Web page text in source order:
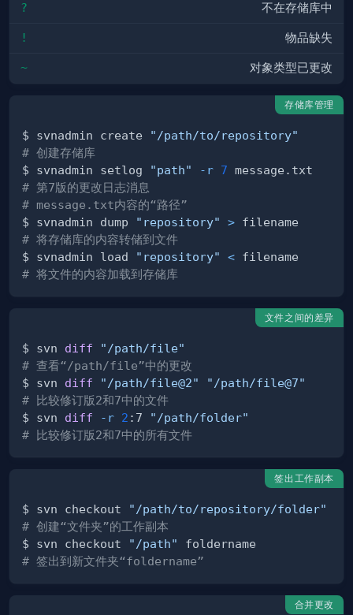
? 不在存储库中
! 物品缺失
~ 对象类型已更改
存储库管理
$ svnadmin create
"/path/to/repository"
# 创建存储库
$ svnadmin setlog
"path" -r 7
# 第7版的更改日志消息
# message.txt内容的“路径”
$ svnadmin dump
"repository" >
# 将存储库的内容转储到文件
$ svnadmin load
"repository" <
# 将文件的内容加载到存储库
文件之间的差异
$ svn diff
"/path/file"
# 查看“/path/file”中的更改
$ svn diff "/path/file@2"
"/path/file@7"
# 比较修订版2和7中的文件
$ svn diff -r 2 :7
"/path/folder"
# 比较修订版2和7中的所有文件
签出工作副本
$ svn checkout
"/path/to/repository/folder"
# 创建“文件夹”的工作副本
$ svn checkout
"/path"
# 签出到新文件夹“foldername”
合并更改